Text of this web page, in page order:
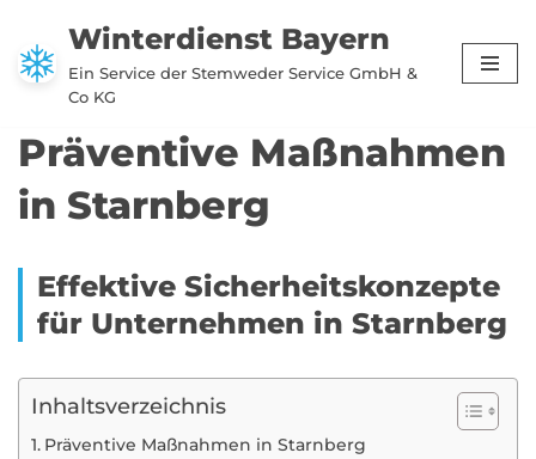
Zum
Inhalt
Winterdienst Bayern
Ein Service der Stemweder Service GmbH &
Co KG
Präventive Maßnahmen
in Starnberg
Effektive Sicherheitskonzepte
für Unternehmen in Starnberg
Inhaltsverzeichnis
Präventive Maßnahmen in Starnberg